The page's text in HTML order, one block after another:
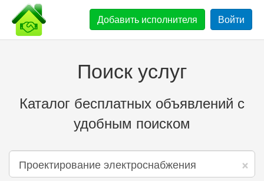
Добавить исполнителя Войти
Поиск услуг
Каталог бесплатных объявлений с
удобным поиском
×